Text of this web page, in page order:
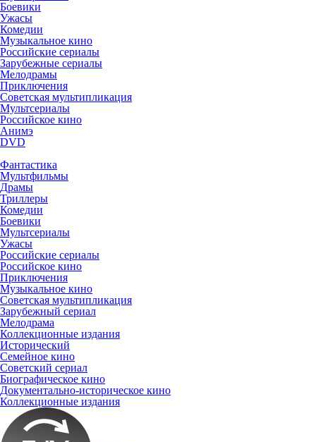
Боевики
Ужасы
Комедии
Музыкальное кино
Российские сериалы
Зарубежные сериалы
Мелодрамы
Приключения
Советская мультипликация
Мультсериалы
Российское кино
Анимэ
DVD
Фантастика
Мультфильмы
Драмы
Триллеры
Комедии
Боевики
Мультсериалы
Ужасы
Российские сериалы
Российское кино
Приключения
Музыкальное кино
Советская мультипликация
Зарубежный сериал
Мелодрама
Коллекционные издания
Исторический
Семейное кино
Советский сериал
Биографическое кино
Документально-историческое кино
Коллекционные издания